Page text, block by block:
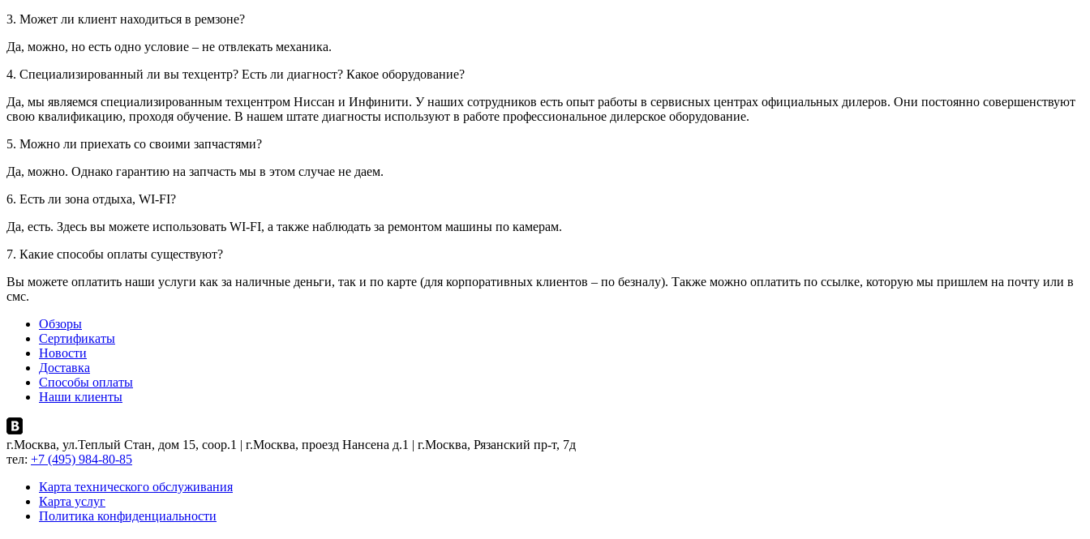
3. Может ли клиент находиться в ремзоне?
Да, можно, но есть одно условие – не отвлекать механика.
4. Специализированный ли вы техцентр? Есть ли диагност? Какое оборудование?
Да, мы являемся специализированным техцентром Ниссан и Инфинити. У наших сотрудников есть опыт работы в сервисных центрах официальных дилеров. Они постоянно совершенствуют
свою квалификацию, проходя обучение. В нашем штате диагносты используют в работе профессиональное дилерское оборудование.
5. Можно ли приехать со своими запчастями?
Да, можно. Однако гарантию на запчасть мы в этом случае не даем.
6. Есть ли зона отдыха, WI-FI?
Да, есть. Здесь вы можете использовать WI-FI, а также наблюдать за ремонтом машины по камерам.
7. Какие способы оплаты существуют?
Вы можете оплатить наши услуги как за наличные деньги, так и по карте (для корпоративных клиентов – по безналу). Также можно оплатить по ссылке, которую мы пришлем на почту или в
смс.
Обзоры
Сертификаты
Новости
Доставка
Способы оплаты
Наши клиенты
г.Москва, ул.Теплый Стан, дом 15, соор.1 | г.Москва, проезд Нансена д.1 | г.Москва, Рязанский пр-т, 7д
тел: +7 (495) 984-80-85
Карта технического обслуживания
Карта услуг
Политика конфиденциальности